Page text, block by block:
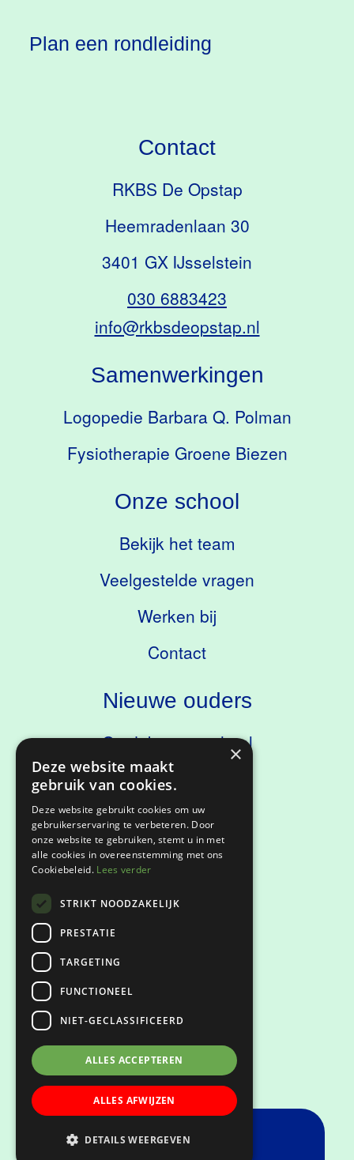
Plan een rondleiding
Nieuwe ouders
Ontdek onze school
Kennismaken
Onze school
Bekijk het team
Veelgestelde vragen
Werken bij
Contact
Samenwerkingen
Logopedie Barbara Q. Polman
Fysiotherapie Groene Biezen
Contact
RKBS De Opstap
Heemradenlaan 30
3401 GX IJsselstein
030 6883423
info@rkbsdeopstap.nl
Privacyverklaring
×
Deze website maakt
gebruik van cookies.
Deze website gebruikt cookies om uw
gebruikerservaring te verbeteren. Door
onze website te gebruiken, stemt u in met
alle cookies in overeenstemming met ons
Cookiebeleid. Lees verder
STRIKT NOODZAKELIJK
PRESTATIE
TARGETING
FUNCTIONEEL
NIET-GECLASSIFICEERD
ALLES ACCEPTEREN
ALLES AFWIJZEN
DETAILS WEERGEVEN